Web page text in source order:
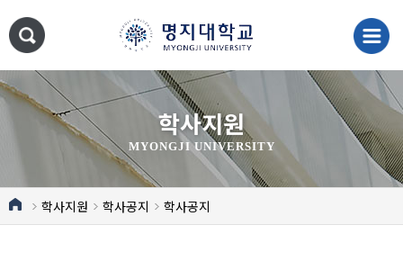
학사지원
MYONGJI UNIVERSITY
학사지원 학사공지 학사공지